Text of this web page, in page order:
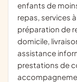
enfants de
repas, services
préparation de
domicile,
assistance
prestations de